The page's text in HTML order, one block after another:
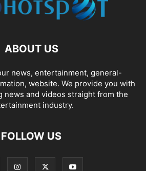
ABOUT US
news, entertainment, general-
website. We provide you with
news and videos straight from the
industry.
FOLLOW US